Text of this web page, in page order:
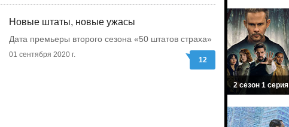
Новые штаты, новые ужасы
Дата премьеры второго сезона «50 штатов страха»
01 сентября 2020 г.
12
2 сезон 1 серия